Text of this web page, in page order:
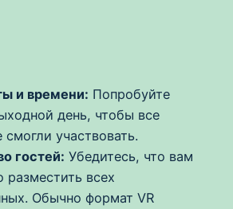
и времени: Попробуйте
день, чтобы все
участвовать.
гостей: Убедитесь, что вам
разместить всех
Обычно формат VR